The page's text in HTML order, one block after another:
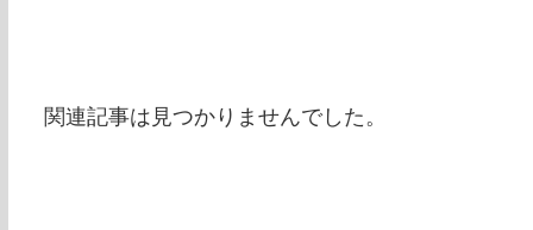
関連記事は見つかりませんでした。